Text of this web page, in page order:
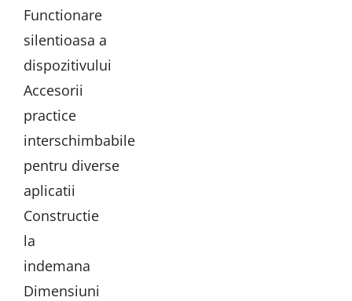
Functionare
silentioasa a
dispozitivului
Accesorii
practice
interschimbabile
pentru diverse
aplicatii
Constructie
la
indemana
Dimensiuni